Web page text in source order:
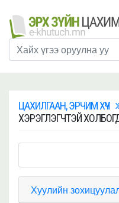
ЦАХИЛГААН, ЭРЧИМ ХҮЧ
ХЭРЭГЛЭГЧТЭЙ
Хуулийн